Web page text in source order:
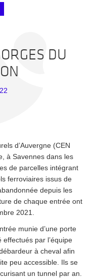
DU
d’Auvergne (CEN
à Savennes dans les
de parcelles intégrant
ferroviaires issus de
depuis les
de chaque entrée ont
2021.
munie d’une porte
par l’équipe
à cheval afin
peu accessible. Ils se
un tunnel par an.